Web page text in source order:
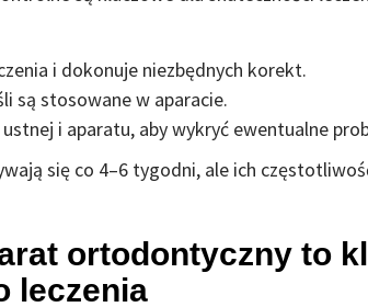
i dokonuje niezbędnych korekt.
są stosowane w aparacie.
i aparatu, aby wykryć ewentualne
się co 4–6 tygodni, ale ich
ortodontyczny to
leczenia